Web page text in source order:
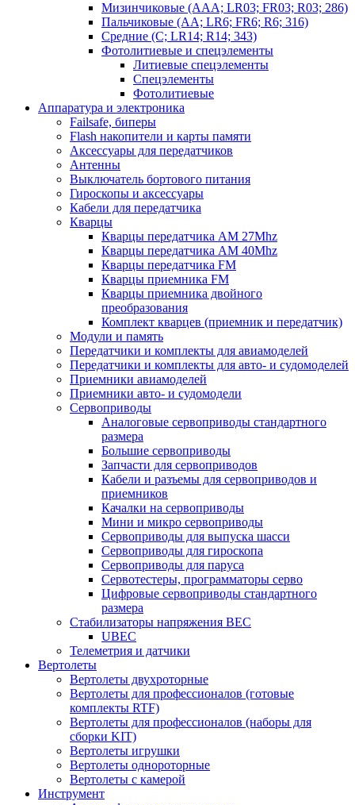
Мизинчиковые (AAA; LR03; FR03; R03; 286)
Пальчиковые (AA; LR6; FR6; R6; 316)
Средние (C; LR14; R14; 343)
Фотолитиевые и спецэлементы
Литиевые спецэлементы
Спецэлементы
Фотолитиевые
Аппаратура и электроника
Failsafe, биперы
Flash накопители и карты памяти
Аксессуары для передатчиков
Антенны
Выключатель бортового питания
Гироскопы и аксессуары
Кабели для передатчика
Кварцы
Кварцы передатчика AM 27Mhz
Кварцы передатчика AM 40Mhz
Кварцы передатчика FM
Кварцы приемника FM
Кварцы приемника двойного
преобразования
Комплект кварцев (приемник и передатчик)
Модули и память
Передатчики и комплекты для авиамоделей
Передатчики и комплекты для авто- и судомоделей
Приемники авиамоделей
Приемники авто- и судомодели
Сервоприводы
Аналоговые сервоприводы стандартного
размера
Большие сервоприводы
Запчасти для сервоприводов
Кабели и разъемы для сервоприводов и
приемников
Качалки на сервоприводы
Мини и микро сервоприводы
Сервоприводы для выпуска шасси
Сервоприводы для гироскопа
Сервоприводы для паруса
Сервотестеры, программаторы серво
Цифровые сервоприводы стандартного
размера
Стабилизаторы напряжения BEC
UBEC
Телеметрия и датчики
Вертолеты
Вертолеты двухроторные
Вертолеты для профессионалов (готовые
комплекты RTF)
Вертолеты для профессионалов (наборы для
сборки KIT)
Вертолеты игрушки
Вертолеты однороторные
Вертолеты с камерой
Инструмент